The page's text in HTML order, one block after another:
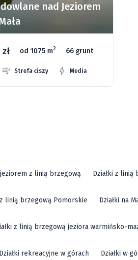
nad Jeziorem
od 1075 m2 66 grunt
Strefa ciszy Media
jeziorem z linią brzegową Działki z linią
z linią brzegową Pomorskie Działki na
z linią brzegową jeziora warmińsko-
Działki rekreacyjne w górach Działki w